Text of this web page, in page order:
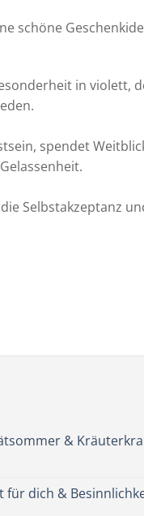
schöne
in violett,
spendet
Selbstakzeptanz
&
für dich &